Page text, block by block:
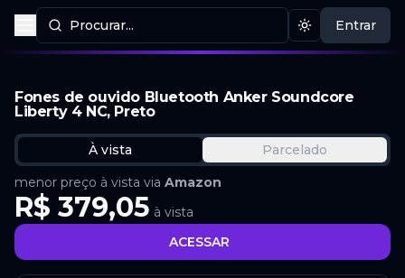
Procurar...
Procurar produtos Mudar tema
Entrar
Fones de ouvido Bluetooth Anker Soundcore
Liberty 4 NC, Preto
À vista
Parcelado
menor preço à vista via Amazon
R$ 379,05 à vista
ACESSAR